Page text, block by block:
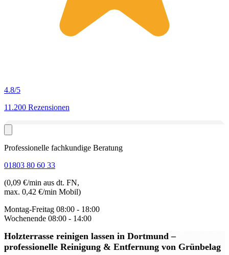
4.8/5
11.200 Rezensionen
Professionelle fachkundige Beratung
01803 80 60 33
(0,09 €/min aus dt. FN,
max. 0,42 €/min Mobil)
Montag-Freitag 08:00 - 18:00
Wochenende 08:00 - 14:00
Holzterrasse reinigen lassen in Dortmund–
professionelle Reinigung & Entfernung von Grünbelag